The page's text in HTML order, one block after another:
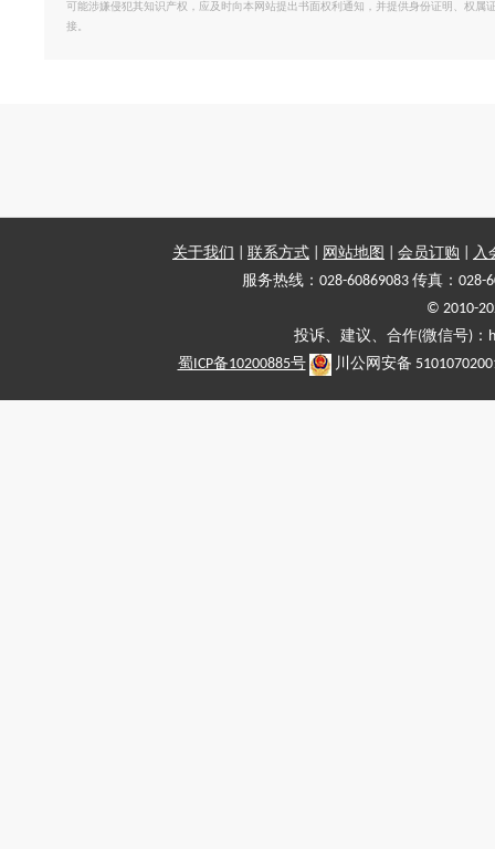
可能涉嫌侵犯其知识产权，应及时向本网站提出书面权利通知，并提供身份证明、权
接。
关于我们 联系方式 网站地图 会员订购
入
服务热线：028-60869083 传真：028-
© 2010-
投诉、建议、合作(微信号)
蜀ICP备10200885号
川公网安备